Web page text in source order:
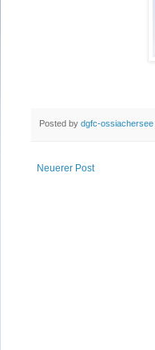
Posted by dgfc-ossiachersee
Neuerer Post